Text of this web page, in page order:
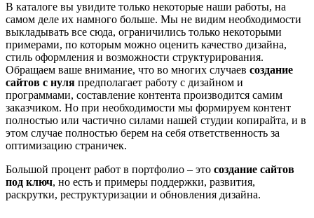
В каталоге вы увидите только некоторые наши работы, на
самом деле их намного больше. Мы не видим необходимости
выкладывать все сюда, ограничились только некоторыми
примерами, по которым можно оценить качество дизайна,
стиль оформления и возможности структурирования.
Обращаем ваше внимание, что во многих случаев создание
сайтов с нуля предполагает работу с дизайном и
программами, составление контента производится самим
заказчиком. Но при необходимости мы формируем контент
полностью или частично силами нашей студии копирайта, и в
этом случае полностью берем на себя ответственность за
оптимизацию страничек.
Большой процент работ в портфолио – это создание сайтов
под ключ, но есть и примеры поддержки, развития,
раскрутки, реструктуризации и обновления дизайна.